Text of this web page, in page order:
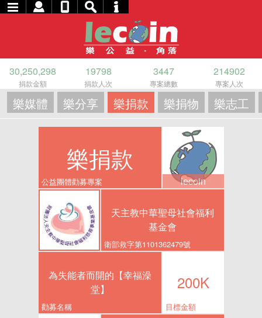
30,250,298
捐款金額
19798
捐款人次
3447
專案總數
214902
專案人次
樂媒體 樂分享 樂捐款 樂捐物 樂志工
樂捐款
公益團體勸募專案 lecoin
天主教中華聖母社會福利
基金會
衛部救字第1101362479號
為失能者而開的【幸福澡
堂】
勸募名稱
200K
目標金額